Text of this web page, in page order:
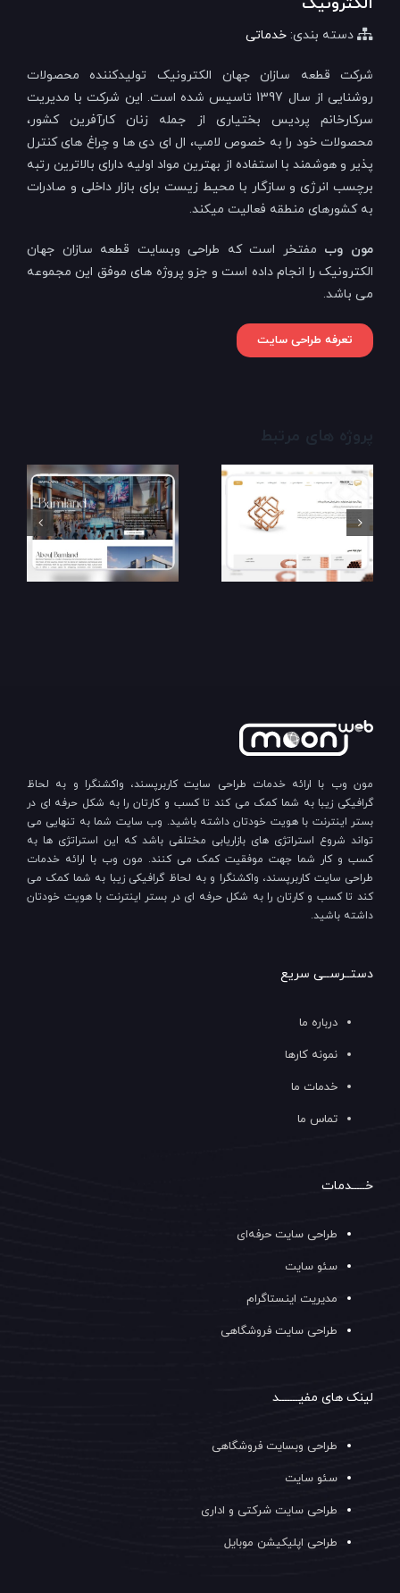
دسته بندی: خدماتی
شرکت قطعه سازان جهان الکترونیک تولیدکننده محصولات
روشنایی از سال 1397 تاسیس شده است. این شرکت با مدیریت
سرکارخانم پردیس بختیاری از جمله زنان کارآفرین کشور،
محصولات خود را به خصوص لامپ، ال ای دی ها و چراغ های کنترل
پذیر و هوشمند با استفاده از بهترین مواد اولیه دارای بالاترین رتبه
برچسب انرژی و سازگار با محیط زیست برای بازار داخلی و صادرات
به کشورهای منطقه فعالیت میکند.
مون وب مفتخر است که طراحی وبسایت قطعه سازان جهان
الکترونیک را انجام داده است و جزو پروژه های موفق این مجموعه
می باشد.
تعرفه طراحی سایت
مون وب با ارائه خدمات طراحی سایت کاربرپسند، واکشنگرا و به لحاظ
گرافیکی زیبا به شما کمک می کند تا کسب و کارتان را به شکل حرفه ای در
بستر اینترنت با هویت خودتان داشته باشید. وب سایت شما به تنهایی می
تواند شروع استراتژی های بازاریابی مختلفی باشد که این استراتژی ها به
کسب و کار شما جهت موفقیت کمک می کنند. مون وب با ارائه خدمات
طراحی سایت کاربرپسند، واکشنگرا و به لحاظ گرافیکی زیبا به شما کمک می
کند تا کسب و کارتان را به شکل حرفه ای در بستر اینترنت با هویت خودتان
داشته باشید.
دستــرســی سریع
درباره ما
نمونه کارها
خدمات ما
تماس ما
خـــــدمات
طراحی سایت حرفه‌ای
سئو سایت
مدیریت اینستاگرام
طراحی سایت فروشگاهی
لینک های مفیـــــــد
طراحی وبسایت فروشگاهی
سئو سایت
طراحی سایت شرکتی و اداری
طراحی اپلیکیشن موبایل